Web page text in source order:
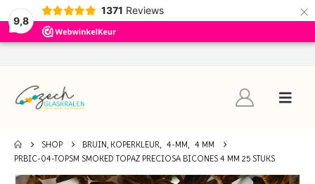
9,8
1371 Reviews ×
SHOP BRUIN, KOPERKLEUR, 4-MM, 4 MM
PRBIC-04-TOPSM SMOKED TOPAZ PRECIOSA BICONES 4 MM 25 STUKS